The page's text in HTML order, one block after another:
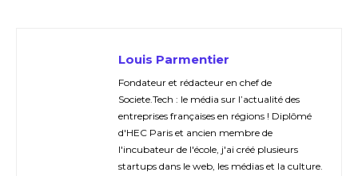
Louis Parmentier
Fondateur et rédacteur en chef de
Societe.Tech : le média sur l’actualité des
entreprises françaises en régions ! Diplômé
d'HEC Paris et ancien membre de
l'incubateur de l'école, j'ai créé plusieurs
startups dans le web, les médias et la culture.